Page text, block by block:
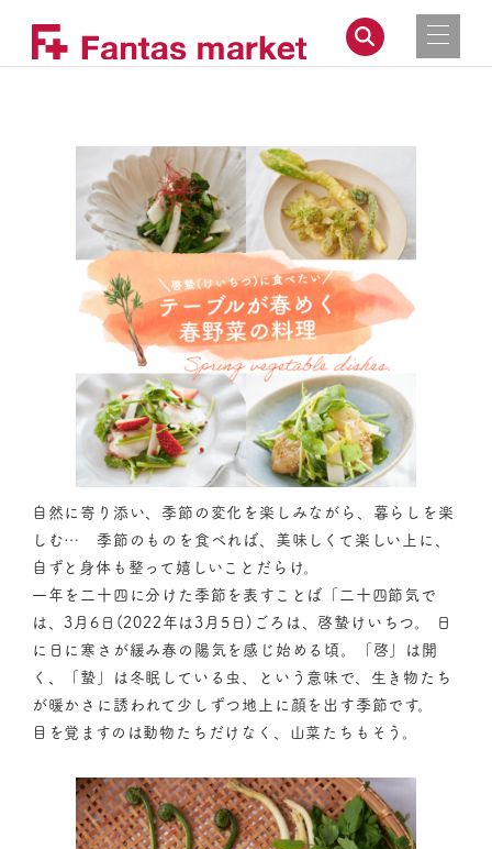
自然に寄り添い、季節の変化を楽しみながら、暮らしを楽
しむ… 季節のものを食べれば、美味しくて楽しい上に、
自ずと身体も整って嬉しいことだらけ。
一年を二十四に分けた季節を表すことば「二十四節気で
は、3月6日(2022年は3月5日)ごろは、啓蟄けいちつ。 日
に日に寒さが緩み春の陽気を感じ始める頃。「啓」は開
く、「蟄」は冬眠している虫、という意味で、生き物たち
が暖かさに誘われて少しずつ地上に顔を出す季節です。
目を覚ますのは動物たちだけなく、山菜たちもそう。